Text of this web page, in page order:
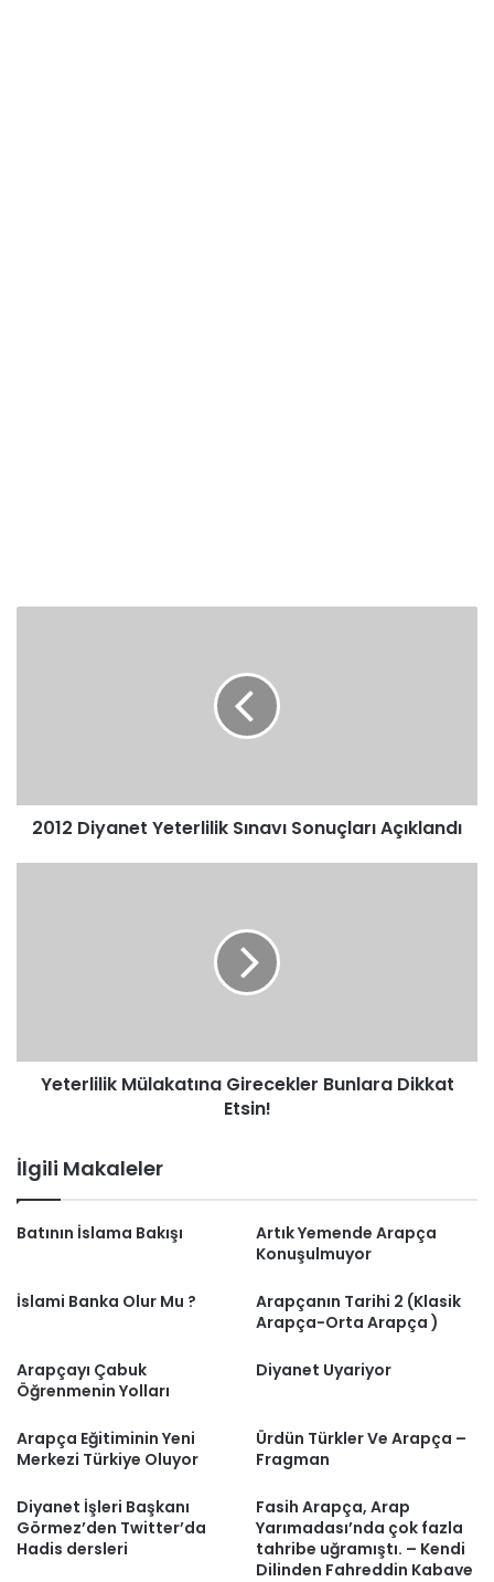
2012 Diyanet Yeterlilik Sınavı Sonuçları Açıklandı
Yeterlilik Mülakatına Girecekler Bunlara Dikkat
Etsin!
İlgili Makaleler
Batının İslama Bakışı
Artık Yemende Arapça
Konuşulmuyor
İslami Banka Olur Mu ?
Arapçanın Tarihi 2 (Klasik
Arapça-Orta Arapça )
Arapçayı Çabuk
Öğrenmenin Yolları
Diyanet Uyariyor
Arapça Eğitiminin Yeni
Merkezi Türkiye Oluyor
Ürdün Türkler Ve Arapça –
Fragman
Diyanet İşleri Başkanı
Görmez’den Twitter’da
Hadis dersleri
Fasih Arapça, Arap
Yarımadası’nda çok fazla
tahribe uğramıştı. – Kendi
Dilinden Fahreddin Kabave